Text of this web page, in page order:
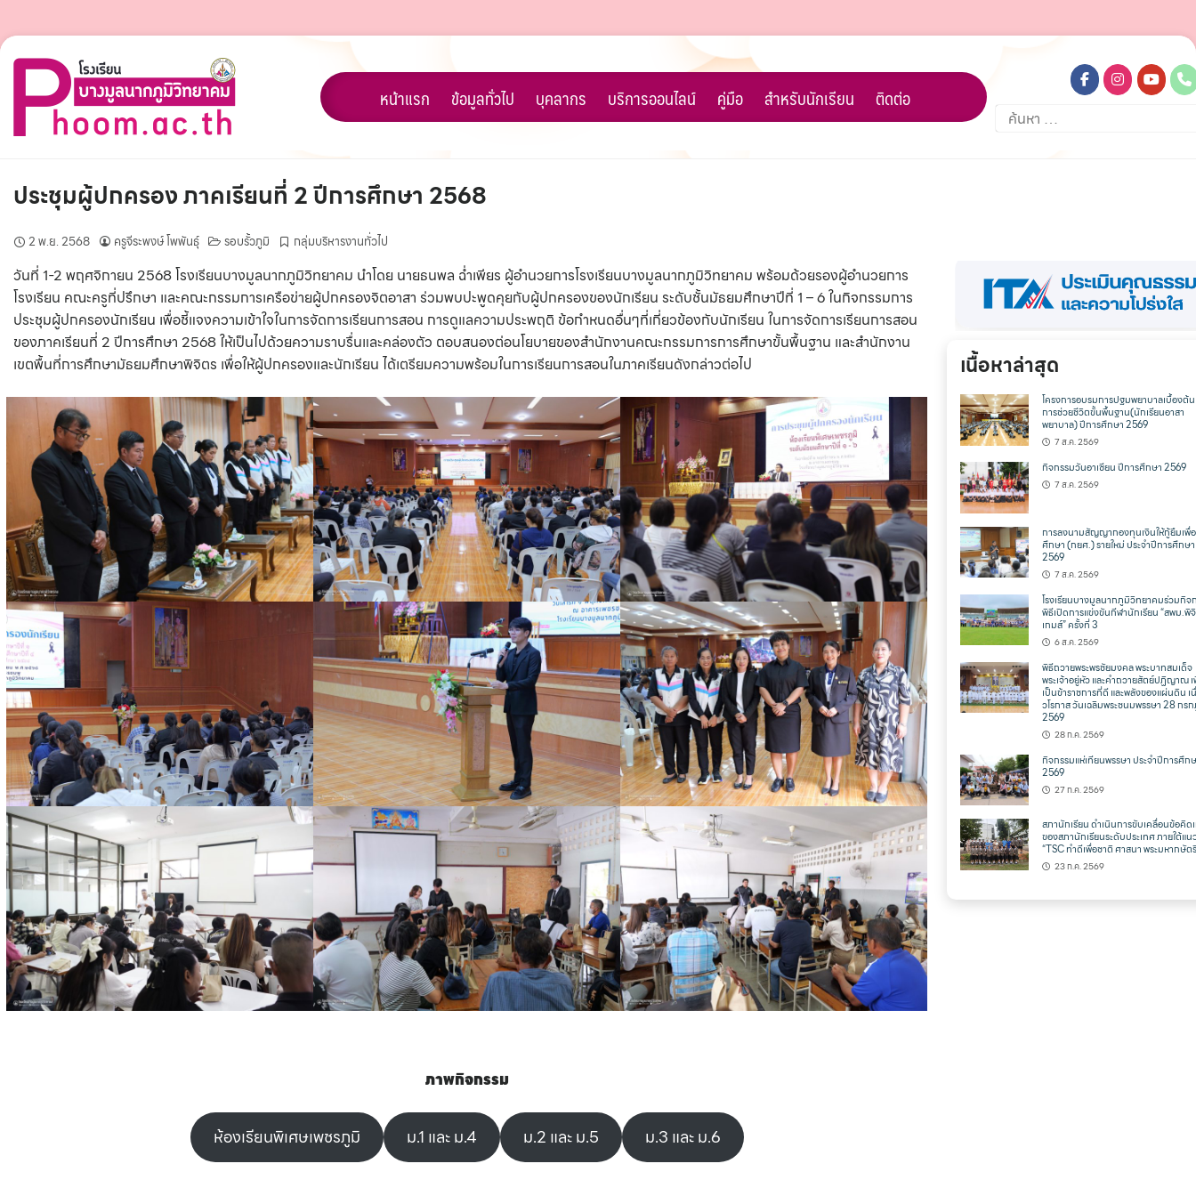
Skip
content
หน้าแรก ข้อมูลทั่วไป บุคลากร บริการออนไลน์ คู่มือ สำหรับนักเรียน ติดต่อ
ค้นหา
สำหรับ:
ประชุมผู้ปกครอง ภาคเรียนที่ 2 ปีการศึกษา 2568
2 พ.ย. 2568 ครูจีระพงษ์ โพพันธุ์ รอบรั้วภูมิ กลุ่มบริหารงานทั่วไป
วันที่ 1-2 พฤศจิกายน 2568 โรงเรียนบางมูลนากภูมิวิทยาคม นำโดย นายธนพล ฉ่ำเพียร ผู้อำนวยการโรงเรียนบางมูลนากภูมิวิทยาคม พร้อมด้วยรองผู้อำนวยการ
โรงเรียน คณะครูที่ปรึกษา และคณะกรรมการเครือข่ายผู้ปกครองจิตอาสา ร่วมพบปะพูดคุยกับผู้ปกครองของนักเรียน ระดับชั้นมัธยมศึกษาปีที่ 1 – 6 ในกิจกรรมการ
ประชุมผู้ปกครองนักเรียน เพื่อชี้แจงความเข้าใจในการจัดการเรียนการสอน การดูแลความประพฤติ ข้อกำหนดอื่นๆที่เกี่ยวข้องกับนักเรียน ในการจัดการเรียนการสอน
ของภาคเรียนที่ 2 ปีการศึกษา 2568 ให้เป็นไปด้วยความราบรื่นและคล่องตัว ตอบสนองต่อนโยบายของสำนักงานคณะกรรมการการศึกษาขั้นพื้นฐาน และสำนักงาน
เขตพื้นที่การศึกษามัธยมศึกษาพิจิตร เพื่อให้ผู้ปกครองและนักเรียน ได้เตรียมความพร้อมในการเรียนการสอนในภาคเรียนดังกล่าวต่อไป
ภาพกิจกรรม
ห้องเรียนพิเศษเพชรภูมิ ม.1 และ ม.4 ม.2 และ ม.5 ม.3 และ ม.6
เนื้อหาล่าสุด
โครงการอบรมการปฐมพยาบาลเบื้องต้น
การช่วยชีวิตขั้นพื้นฐาน(นักเรียนอาสา
พยาบาล) ปีการศึกษา 2569
7 ส.ค. 2569
กิจกรรมวันอาเซียน ปีการศึกษา 2569
7 ส.ค. 2569
การลงนามสัญญากองทุนเงินให้กู้ยืมเพื่
ศึกษา (กยศ.) รายใหม่ ประจำปีการศึกษา
2569
7 ส.ค. 2569
โรงเรียนบางมูลนากภูมิวิทยาคมร่วมกิจ
พิธีเปิดการแข่งขันกีฬานักเรียน “สพม.พิ
เกมส์” ครั้งที่ 3
6 ส.ค. 2569
พิธีถวายพระพรชัยมงคล พระบาทสมเด็จ
พระเจ้าอยู่หัว และคำถวายสัตย์ปฏิญาณ
เป็นข้าราชการที่ดี และพลังของแผ่นดิน เ
วโรกาส วันเฉลิมพระชนมพรรษา 28 กร
2569
28 ก.ค. 2569
กิจกรรมแห่เทียนพรรษา ประจำปีการศึก
2569
27 ก.ค. 2569
สภานักเรียน ดำเนินการขับเคลื่อนข้อคิด
ของสภานักเรียนระดับประเทศ ภายใต้แ
“TSC ทำดีเพื่อชาติ ศาสนา พระมหากษัต
23 ก.ค. 2569